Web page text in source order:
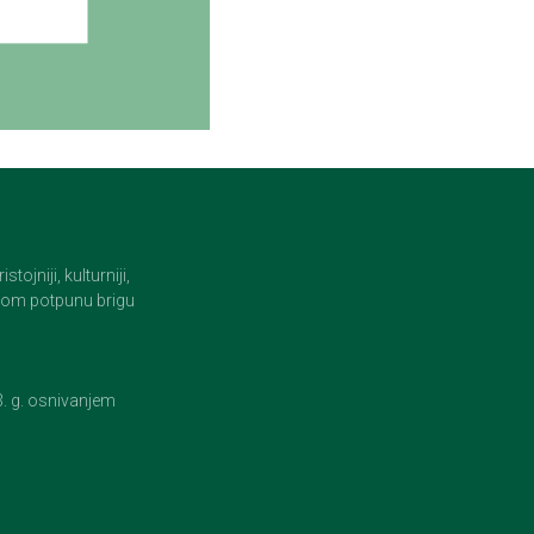
kulturniji,
potpunu brigu
g. osnivanjem